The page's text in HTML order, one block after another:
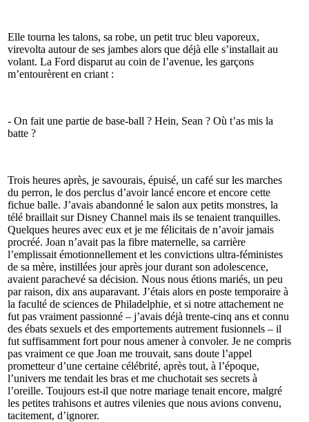
Elle tourna les talons, sa robe, un petit truc bleu vaporeux,
virevolta autour de ses jambes alors que déjà elle s’installait au
volant. La Ford disparut au coin de l’avenue, les garçons
m’entourèrent en criant :
- On fait une partie de base-ball ? Hein, Sean ? Où t’as mis la
batte ?
Trois heures après, je savourais, épuisé, un café sur les marches
du perron, le dos perclus d’avoir lancé encore et encore cette
fichue balle. J’avais abandonné le salon aux petits monstres, la
télé braillait sur Disney Channel mais ils se tenaient tranquilles.
Quelques heures avec eux et je me félicitais de n’avoir jamais
procréé. Joan n’avait pas la fibre maternelle, sa carrière
l’emplissait émotionnellement et les convictions ultra-féministes
de sa mère, instillées jour après jour durant son adolescence,
avaient parachevé sa décision. Nous nous étions mariés, un peu
par raison, dix ans auparavant. J’étais alors en poste temporaire à
la faculté de sciences de Philadelphie, et si notre attachement ne
fut pas vraiment passionné – j’avais déjà trente-cinq ans et connu
des ébats sexuels et des emportements autrement fusionnels – il
fut suffisamment fort pour nous amener à convoler. Je ne compris
pas vraiment ce que Joan me trouvait, sans doute l’appel
prometteur d’une certaine célébrité, après tout, à l’époque,
l’univers me tendait les bras et me chuchotait ses secrets à
l’oreille. Toujours est-il que notre mariage tenait encore, malgré
les petites trahisons et autres vilenies que nous avions convenu,
tacitement, d’ignorer.